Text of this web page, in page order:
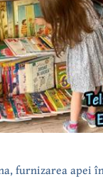
furnizarea apei